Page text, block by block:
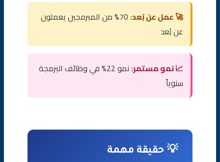
🚀 عمل عن بُعد:
70% من المبرمجين يعملون
عن بُعد
📈 نمو مستمر:
نمو 22% في وظائف البرمجة
سنوياً
💡 حقيقة مهمة
خطة عملية: ابدأ اليوم
📅 الأسبوع الأول:
📅 الشهر الأول:
📅 الأشهر 2-3:
مؤسسة الصقر للتسويق الرقمي وخدمات البرمجة
الأسئلة الشائعة (FAQ)